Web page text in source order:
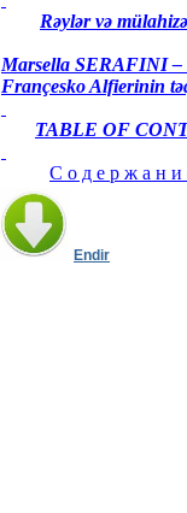
Rəylər və
Marsella SERAFINI –
Françesko Alfierinin
TABLE OF
С о д е р ж а н и
Endir